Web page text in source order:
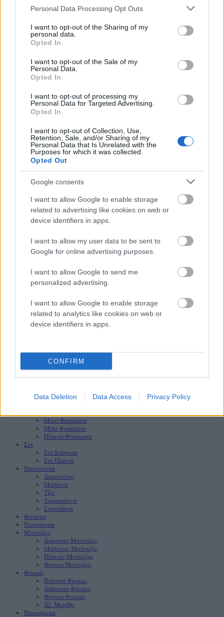
Please note that this website/app uses one or more Google
not limited to your visit or usage behaviour. You may click to
grant or deny consent to Google and its third-party tags to
use your data for below specified purposes in below Google
consent section.
Personal Data Processing Opt Outs
I want to opt-out of the Sharing of my
personal data.
Opted In
I want to opt-out of the Sale of my
Personal Data.
Opted In
I want to opt-out of processing my
Personal Data for Targeted Advertising.
Opted In
I want to opt-out of Collection, Use,
Retention, Sale, and/or Sharing of my
Personal Data that Is Unrelated with the
Purposes for which it was collected.
Opted Out
Google consents
I want to allow Google to enable storage
related to advertising like cookies on web or
device identifiers in apps.
I want to allow my user data to be sent to
Google for online advertising purposes.
I want to allow Google to send me
personalized advertising.
I want to allow Google to enable storage
related to analytics like cookies on web or
device identifiers in apps.
CONFIRM
Data Deletion Data Access Privacy Policy
Σκουλαρίκια
ΔΩΡΕΑΝ ΜΕΤΑΦΟΡΙΚΑ ΑΝΩ ΤΩΝ 60€ ΓΙΑ ΟΛΗ ΤΗΝ
ΕΛΛΑΔΑ
Κλείσιμο
Δεν βρέθηκε κανένα προϊόν που να ταιριάζει με την επιλογή σας.
Τρόποι Αποστολής
Πολιτική επιστροφών
Όροι Χρήσης
Επικοινωνία
Diora Newsletter
ΑρΓΕΜΗ: 144347948000
Αναζήτηση
Πληκτρολογίστε τη λέξη που θέλετε να αναζητήσετε.
Αναζήτηση
Νέες ΠαραλαβέςHOT
Maxi Φορέματα
Mini Φορέματα
Πλεκτά Φορέματα
Σετ
Σετ Διάφορα
Σετ Πλεκτα
Παντελόνια
Δερματίνης
Μάλλινα
Τζιν
Υφασμάτινα
Σορτσάκια
Φούστες
Πουκάμισα
Μπλούζες
Διάφορες Μπλούζες
Μάλλινες Μπλούζες
Πλεκτές Μπλούζες
Φούτερ Μπλούζες
Φορμές
Βελουτέ Φόρμες
Διάφορες Φόρμες
Φούτερ Φορμές
XL Μεγέθη
Πανωφόρια